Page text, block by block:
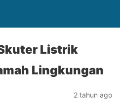
Listrik
Lingkungan
2 tahun ago